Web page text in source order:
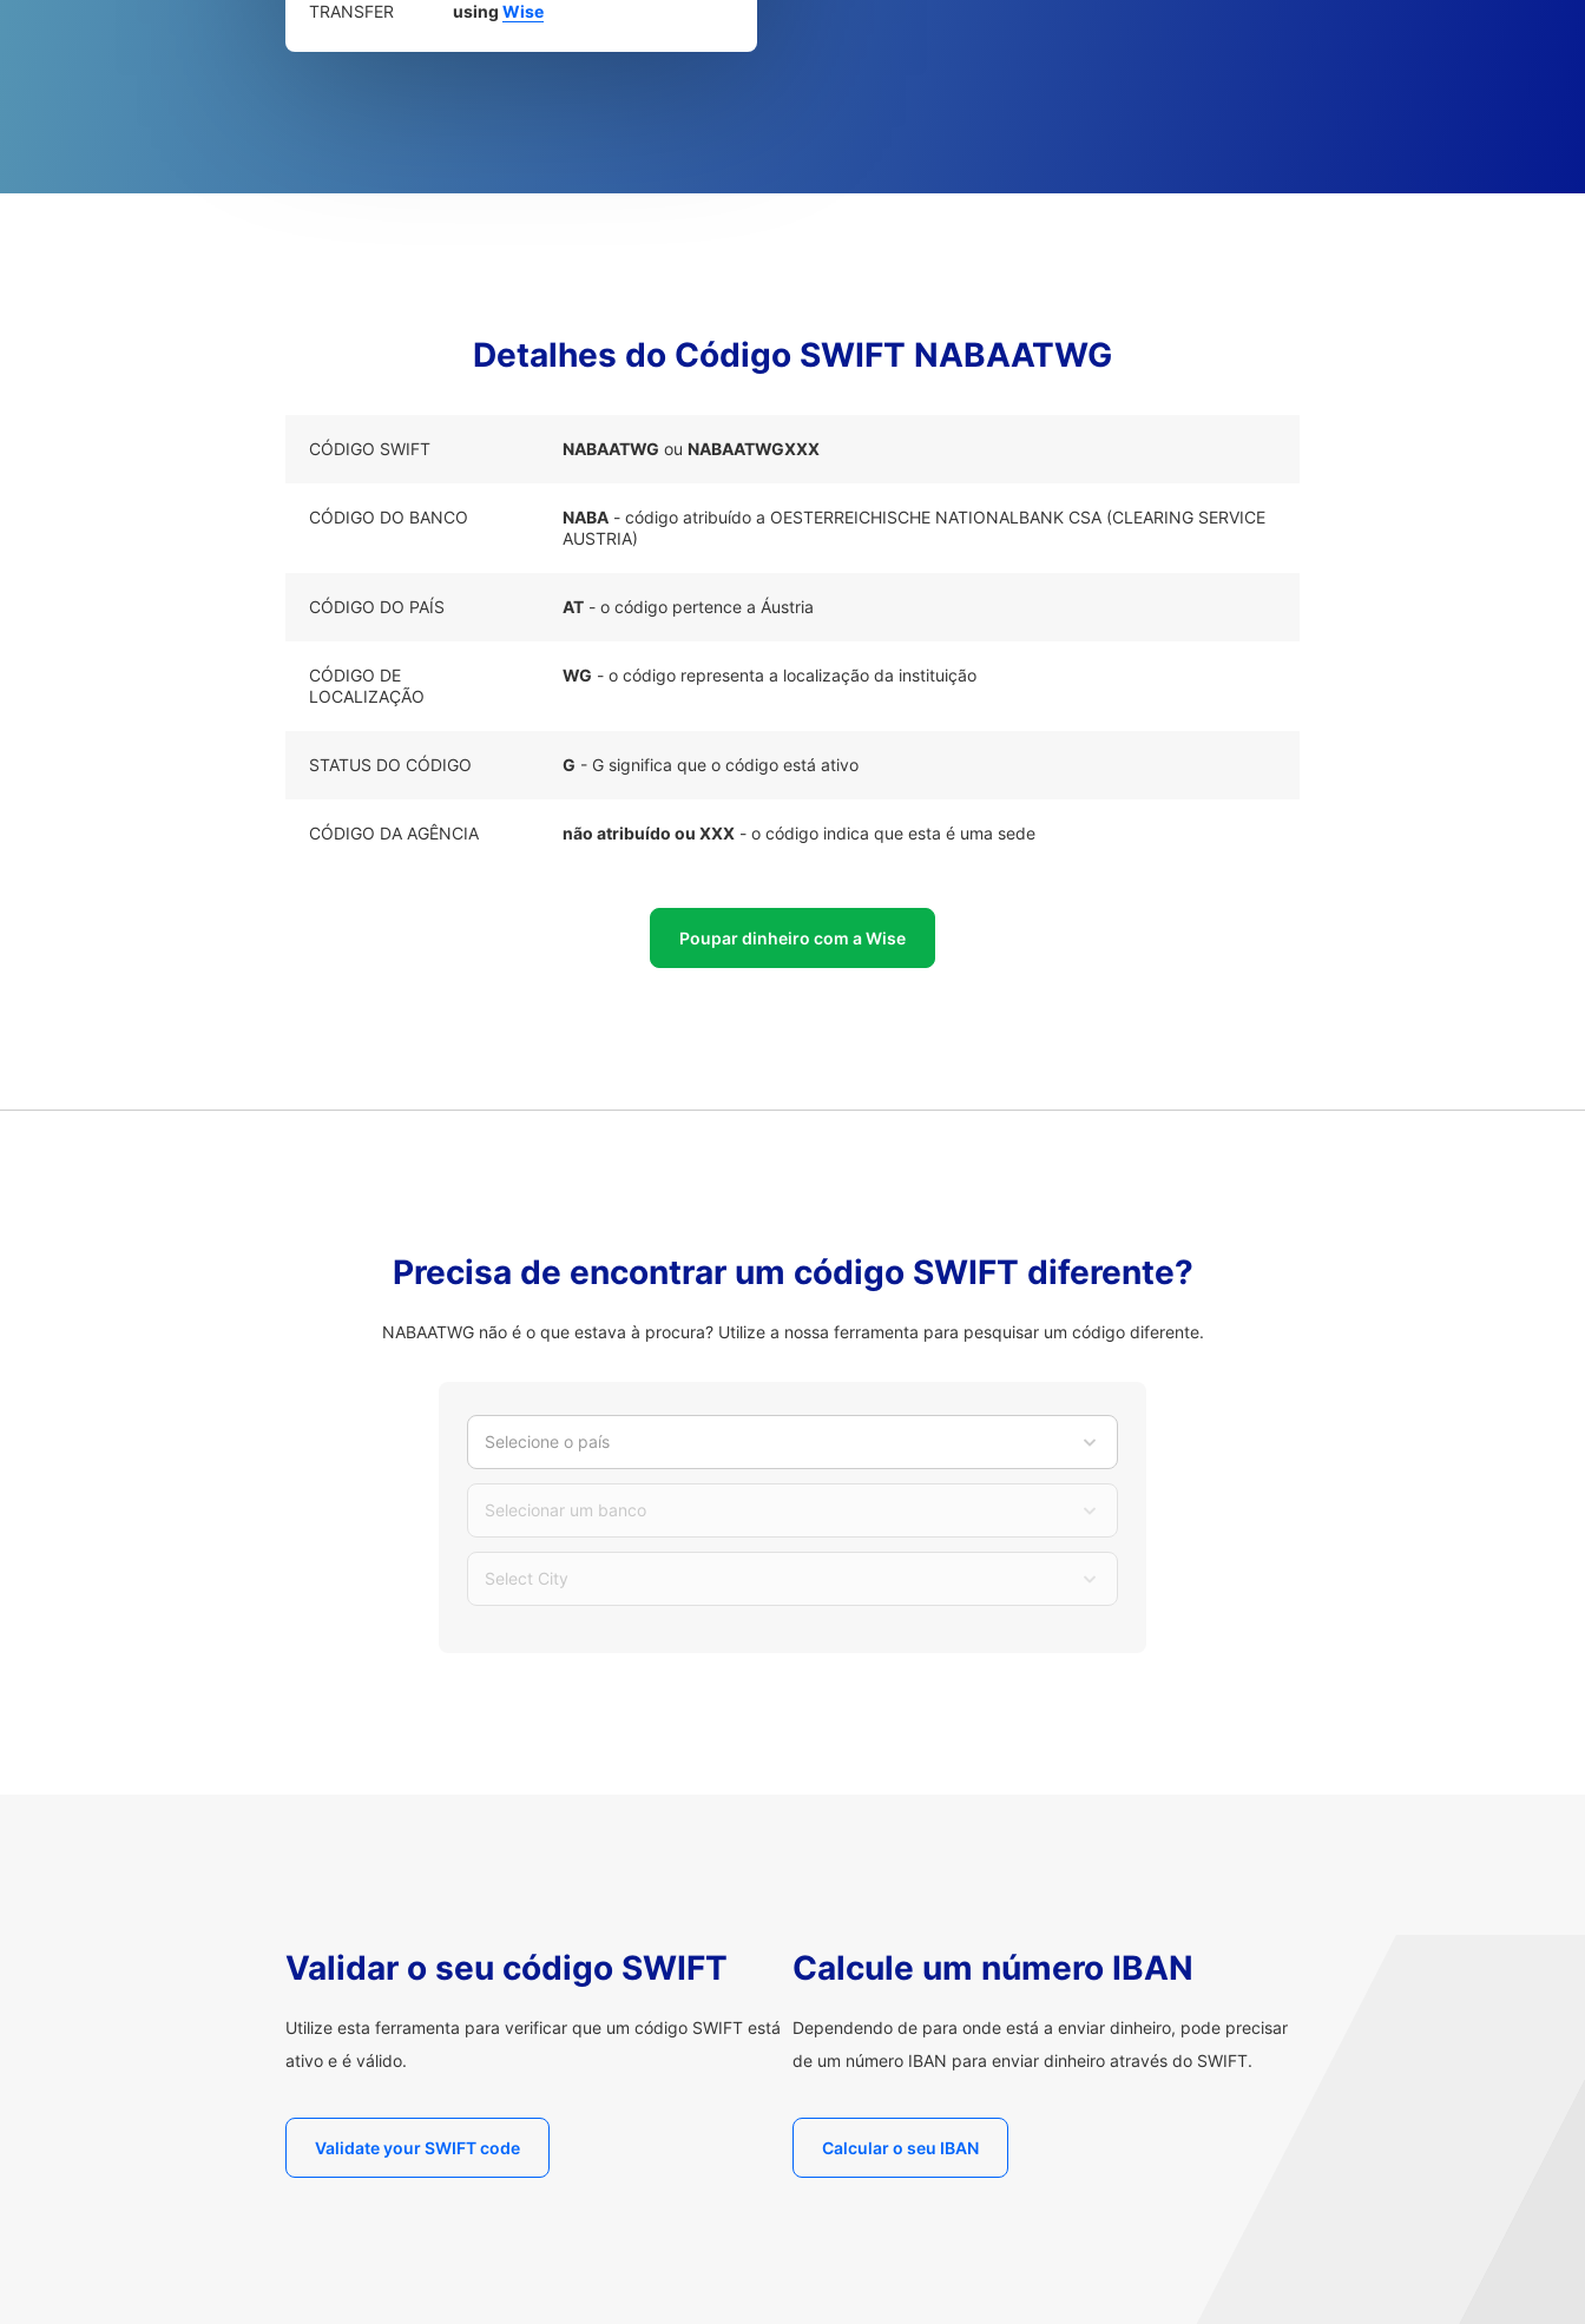
TRANSFER
using Wise
Detalhes do Código SWIFT NABAATWG
CÓDIGO SWIFT NABAATWG ou NABAATWGXXX
CÓDIGO DO BANCO NABA - código atribuído a OESTERREICHISCHE NATIONALBANK CSA (CLEARING SERVICE
AUSTRIA)
CÓDIGO DO PAÍS AT - o código pertence a Áustria
CÓDIGO DE
LOCALIZAÇÃO
WG - o código representa a localização da instituição
STATUS DO CÓDIGO G - G significa que o código está ativo
CÓDIGO DA AGÊNCIA não atribuído ou XXX - o código indica que esta é uma sede
Poupar dinheiro com a Wise
Precisa de encontrar um código SWIFT diferente?
NABAATWG não é o que estava à procura? Utilize a nossa ferramenta para pesquisar um código diferente.
Selecione o país
Selecionar um banco
Select City
Validar o seu código SWIFT
Utilize esta ferramenta para verificar que um código SWIFT está
ativo e é válido.
Validate your SWIFT code
Calcule um número IBAN
Dependendo de para onde está a enviar dinheiro, pode precisar
de um número IBAN para enviar dinheiro através do SWIFT.
Calcular o seu IBAN